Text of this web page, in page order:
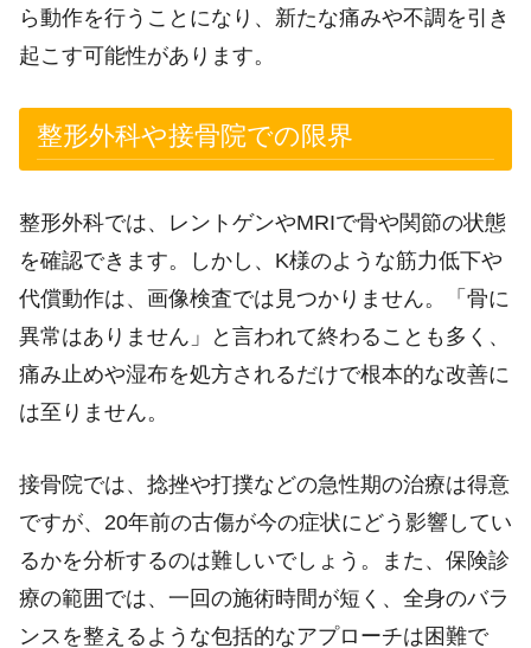
ら動作を行うことになり、新たな痛みや不調を引き
起こす可能性があります。
整形外科や接骨院での限界
整形外科では、レントゲンやMRIで骨や関節の状態
を確認できます。しかし、K様のような筋力低下や
代償動作は、画像検査では見つかりません。「骨に
異常はありません」と言われて終わることも多く、
痛み止めや湿布を処方されるだけで根本的な改善に
は至りません。
接骨院では、捻挫や打撲などの急性期の治療は得意
ですが、20年前の古傷が今の症状にどう影響してい
るかを分析するのは難しいでしょう。また、保険診
療の範囲では、一回の施術時間が短く、全身のバラ
ンスを整えるような包括的なアプローチは困難で